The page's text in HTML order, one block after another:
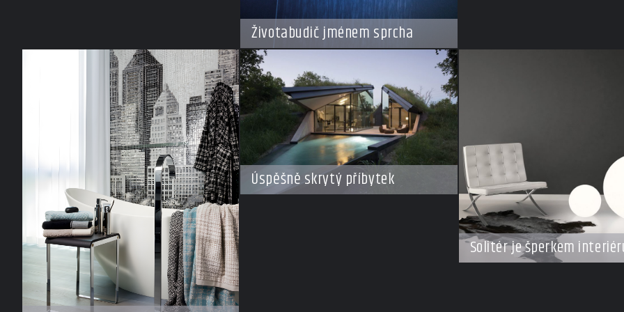
Životabudič jménem sprcha
Úspěšně skrytý příbytek
Solitér je šperkem